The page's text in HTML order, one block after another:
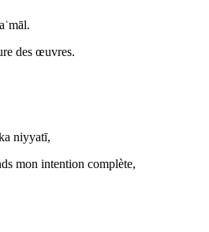
des œuvres.
niyyatī,
mon intention complète,